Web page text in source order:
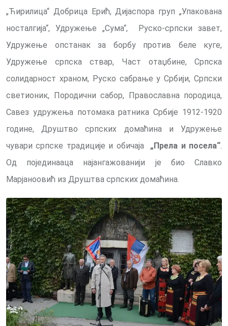
„Ћирилица“ Добрица Ерић, Дијаспора груп „Упакована
носталгија“, Удружење „Сума“, Руско-српски завет,
Удружење опстанак за борбу против беле куге,
Удружење српска ствар, Част отаџбине, Српска
солидарност храном, Руско сабрање у Србији, Српски
светионик, Породични сабор, Православна породица,
Савез удружења потомака ратника Србије 1912-1920
године, Друштво српских домаћина и Удружење
чувари српске традиције и обичаја „Прела и посела“
Од појединааца најангажованији је био Славко
Марјаноовић из Друштва српских домаћина.